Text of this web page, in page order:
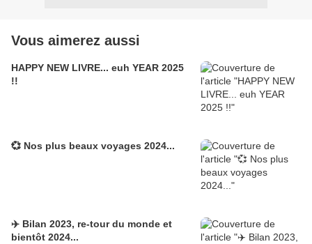
Vous aimerez aussi
HAPPY NEW LIVRE... euh YEAR 2025
!!
💞 Nos plus beaux voyages 2024...
✈️ Bilan 2023, re-tour du monde et
bientôt 2024...